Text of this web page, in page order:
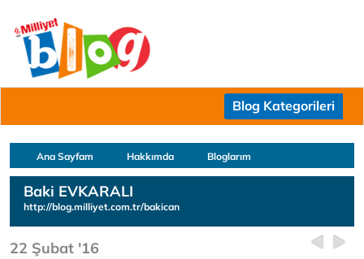
Blog Kategorileri
Ana Sayfam Hakkımda Bloglarım
Baki EVKARALI
http://blog.milliyet.com.tr/bakican
22 Şubat '16